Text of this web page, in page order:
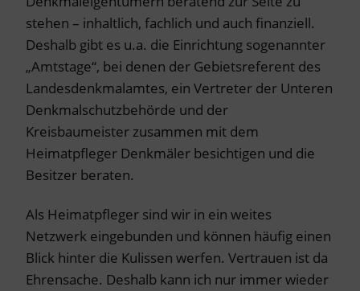
stehen – inhaltlich, fachlich und auch finanziell.
Deshalb gibt es u.a. die Einrichtung sogenannter
„Amtstage“, bei denen der Gebietsreferent des
Landesdenkmalamtes, ein Vertreter der Unteren
Denkmalschutzbehörde und der
Kreisbaumeister zusammen mit dem
Heimatpfleger Denkmäler besichtigen und die
Besitzer beraten.
Als Heimatpfleger sind wir in ein weites
Netzwerk eingebunden und können häufig einen
Blick hinter die Kulissen werfen. Vertrauen ist da
Ehrensache. Deshalb kann ich nur immer wieder